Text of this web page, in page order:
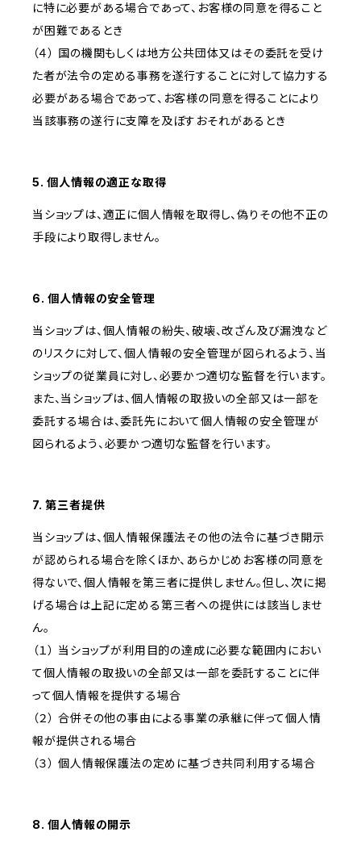
に特に必要がある場合であって、お客様の同意を得ること
が困難であるとき
（４） 国の機関もしくは地方公共団体又はその委託を受け
た者が法令の定める事務を遂行することに対して協力する
必要がある場合であって、お客様の同意を得ることにより
当該事務の遂行に支障を及ぼすおそれがあるとき
5. 個人情報の適正な取得
当ショップは、適正に個人情報を取得し、偽りその他不正の
手段により取得しません。
6. 個人情報の安全管理
当ショップは、個人情報の紛失、破壊、改ざん及び漏洩など
のリスクに対して、個人情報の安全管理が図られるよう、当
ショップの従業員に対し、必要かつ適切な監督を行います。
また、当ショップは、個人情報の取扱いの全部又は一部を
委託する場合は、委託先において個人情報の安全管理が
図られるよう、必要かつ適切な監督を行います。
7. 第三者提供
当ショップは、個人情報保護法その他の法令に基づき開示
が認められる場合を除くほか、あらかじめお客様の同意を
得ないで、個人情報を第三者に提供しません。但し、次に掲
げる場合は上記に定める第三者への提供には該当しませ
ん。
（１） 当ショップが利用目的の達成に必要な範囲内におい
て個人情報の取扱いの全部又は一部を委託することに伴
って個人情報を提供する場合
（２） 合併その他の事由による事業の承継に伴って個人情
報が提供される場合
（３） 個人情報保護法の定めに基づき共同利用する場合
8. 個人情報の開示